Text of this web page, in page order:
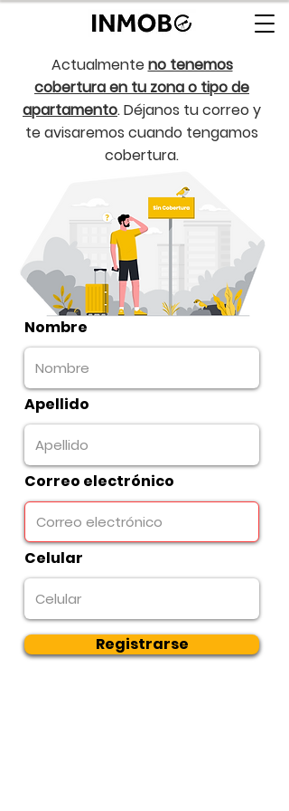
Actualmenteno tenemos
cobertura en tu zona o tipo de
apartamento. Déjanos tu correo y
te avisaremos cuando tengamos
cobertura.
Nombre
Apellido
Correo electrónico
Celular
Registrarse